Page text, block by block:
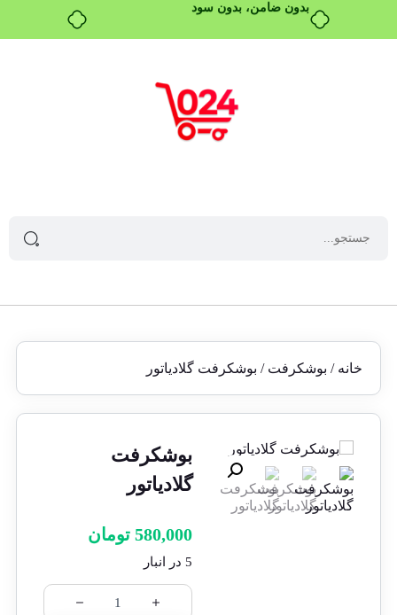
بدون ضامن، بدون سود
خانه / بوشکرفت / بوشکرفت گلادیاتور
بوشکرفت
گلادیاتور
580,000 تومان
5 در انبار